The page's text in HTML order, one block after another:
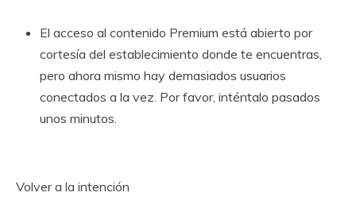
El acceso al contenido Premium está abierto por
cortesía del establecimiento donde te encuentras,
pero ahora mismo hay demasiados usuarios
conectados a la vez. Por favor, inténtalo pasados ​​
unos minutos.
Volver a la intención